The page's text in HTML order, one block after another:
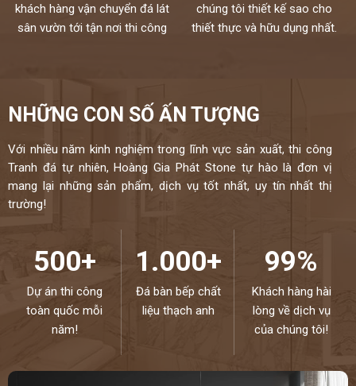
khách hàng vận chuyển đá lát
sân vườn tới tận nơi thi công
chúng tôi thiết kế sao cho
thiết thực và hữu dụng nhất.
NHỮNG CON SỐ ẤN TƯỢNG
Với nhiều năm kinh nghiệm trong lĩnh vực sản xuất, thi công
Tranh đá tự nhiên, Hoàng Gia Phát Stone tự hào là đơn vị
mang lại những sản phẩm, dịch vụ tốt nhất, uy tín nhất thị
trường!
500+
Dự án thi công
toàn quốc mỗi
năm!
1.000+
Đá bàn bếp chất
liệu thạch anh
99%
Khách hàng hài
lòng về dịch vụ
của chúng tôi!